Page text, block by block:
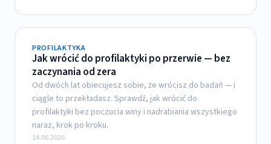
PROFILAKTYKA
Jak wrócić do profilaktyki po przerwie — bez
zaczynania od zera
Od dwóch lat obiecujesz sobie, że wrócisz do badań — i
ciągle to przekładasz. Sprawdź, jak wrócić do
profilaktyki bez poczucia winy i nadrabiania wszystkiego
naraz, krok po kroku.
14.06.2026